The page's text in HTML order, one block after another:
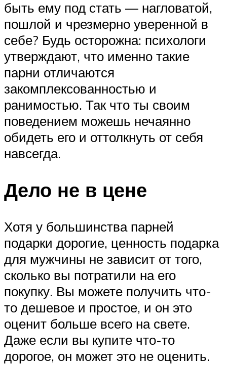
быть ему под стать — нагловатой,
пошлой и чрезмерно уверенной в
себе? Будь осторожна: психологи
утверждают, что именно такие
парни отличаются
закомплексованностью и
ранимостью. Так что ты своим
поведением можешь нечаянно
обидеть его и оттолкнуть от себя
навсегда.
Дело не в цене
Хотя у большинства парней
подарки дорогие, ценность подарка
для мужчины не зависит от того,
сколько вы потратили на его
покупку. Вы можете получить что-
то дешевое и простое, и он это
оценит больше всего на свете.
Даже если вы купите что-то
дорогое, он может это не оценить.